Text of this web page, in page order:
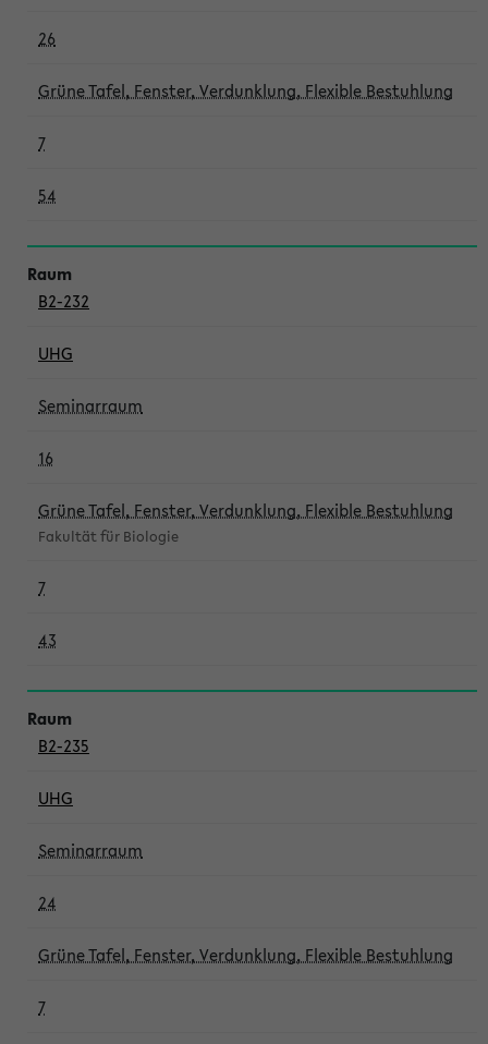
26
Grüne Tafel, Fenster, Verdunklung, Flexible Bestuhlung
7
54
B2-232
UHG
Seminarraum
16
Grüne Tafel, Fenster, Verdunklung, Flexible Bestuhlung
Fakultät für Biologie
7
43
B2-235
UHG
Seminarraum
24
Grüne Tafel, Fenster, Verdunklung, Flexible Bestuhlung
7